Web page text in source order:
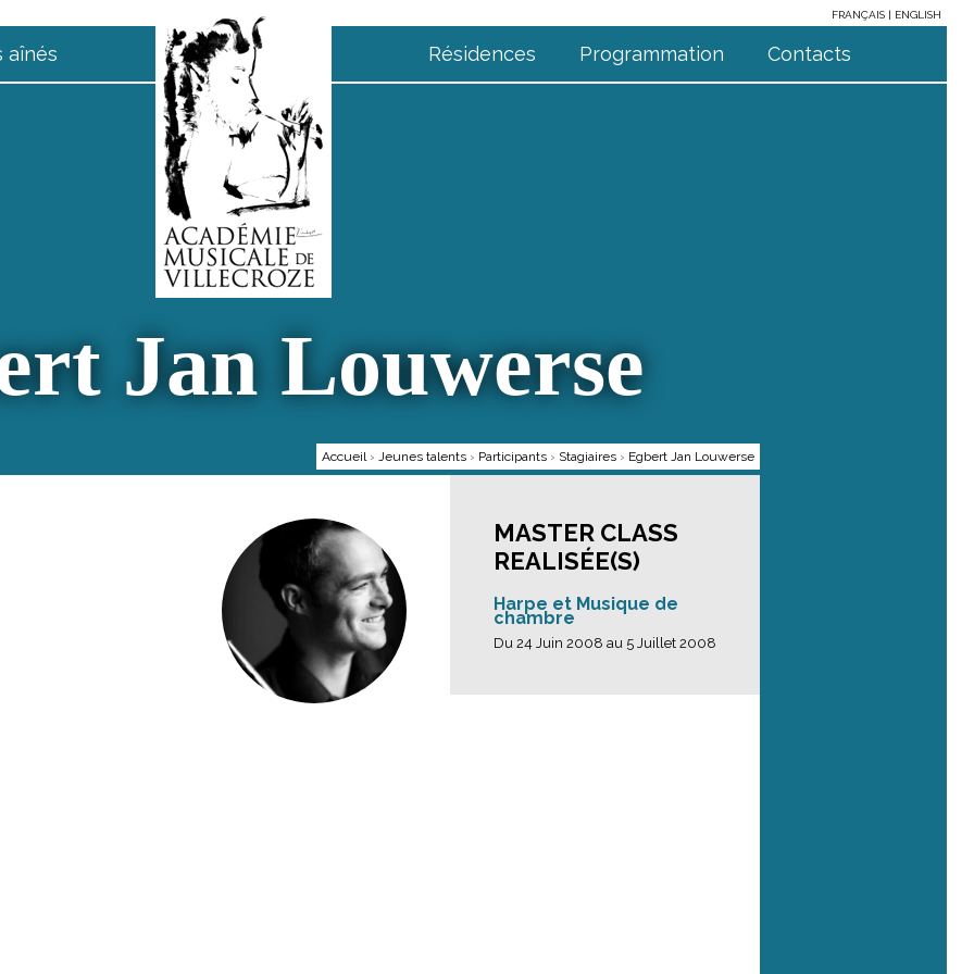
FRANÇAIS
ENGLISH
aînés Résidences Programmation Contacts
Jan Louwerse
Accueil › Jeunes talents › Participants › Stagiaires › Egbert Jan Louwerse
MASTER CLASS
REALISÉE(S)
Harpe et Musique de
chambre
Du 24 Juin 2008 au 5 Juillet 2008